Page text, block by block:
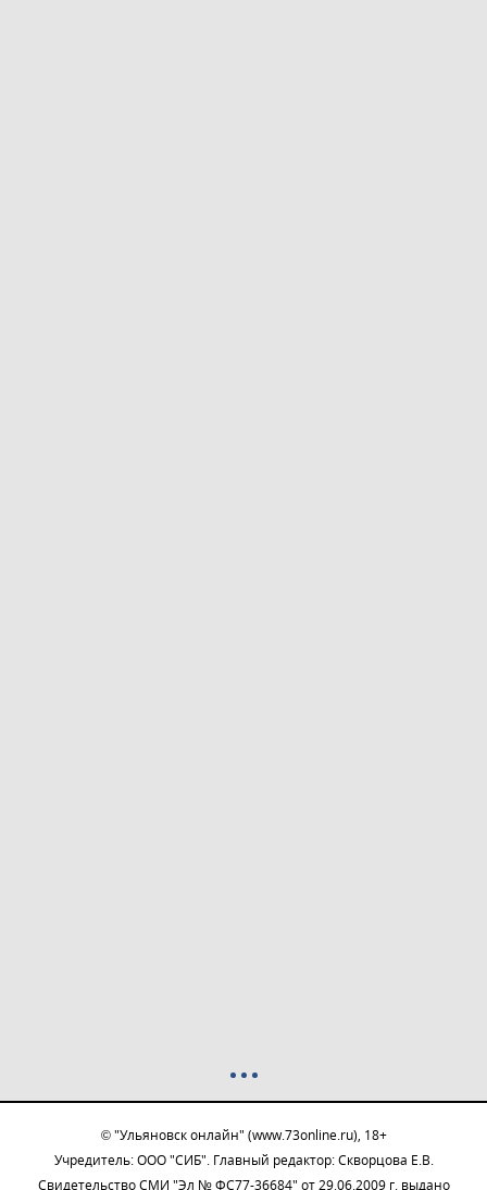
© "Ульяновск онлайн" (www.73online.ru), 18+
Учредитель: ООО "СИБ". Главный редактор: Скворцова Е.В.
Свидетельство СМИ "Эл № ФС77-36684" от 29.06.2009 г. выдано